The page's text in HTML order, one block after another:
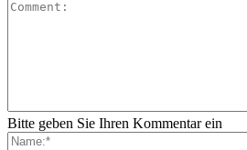
Bitte geben Sie Ihren Kommentar ein